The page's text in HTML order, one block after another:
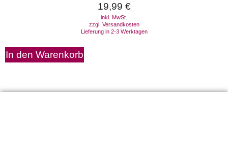
19,99 €
inkl. MwSt.
zzgl. Versandkosten
Lieferung in 2-3 Werktagen
In den Warenkorb